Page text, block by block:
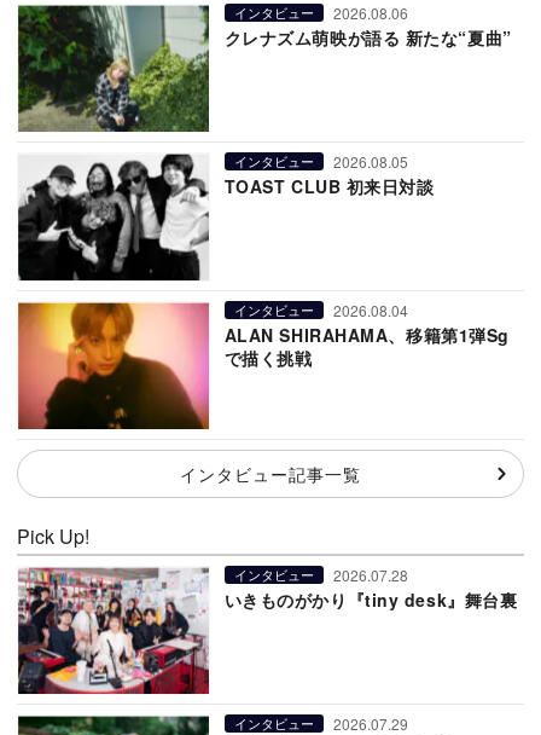
インタビュー 2026.08.06
クレナズム萌映が語る 新たな“夏曲”
インタビュー 2026.08.05
TOAST CLUB 初来日対談
インタビュー 2026.08.04
ALAN SHIRAHAMA、移籍第1弾Sg
で描く挑戦
インタビュー記事一覧
Pick Up!
インタビュー 2026.07.28
いきものがかり『tiny desk』舞台裏
インタビュー 2026.07.29